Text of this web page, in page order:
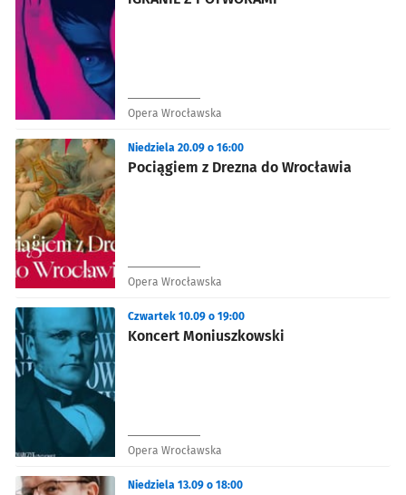
Opera Wrocławska
Pociągiem z Drezna do Wrocławia
Niedziela 20.09 o 16:00
Opera Wrocławska
Koncert Moniuszkowski
Czwartek 10.09 o 19:00
Opera Wrocławska
Niedziela 13.09 o 18:00